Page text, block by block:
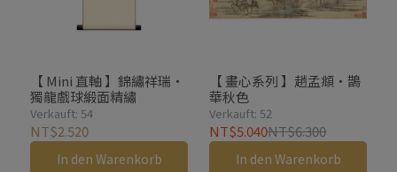
【 Mini 直軸 】錦繡祥瑞・
獨龍戲球緞面精繡
Verkauft: 54
NT$2.520
In den Warenkorb
【 畫心系列 】趙孟頫・鵲
華秋色
Verkauft: 52
NT$5.040NT$6.300
In den Warenkorb